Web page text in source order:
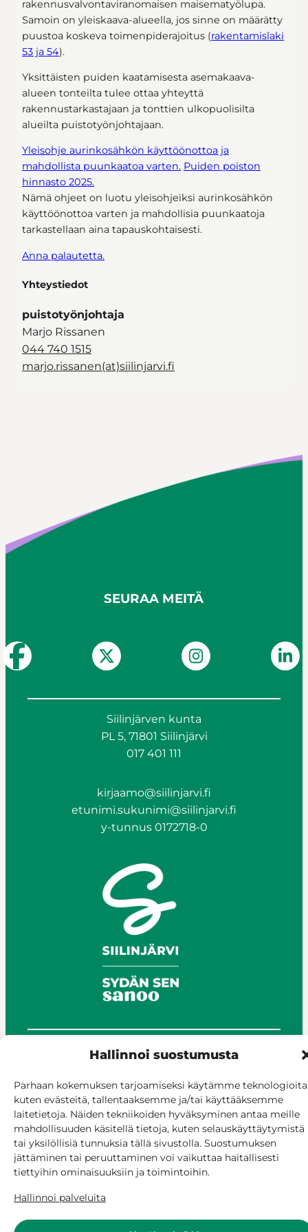
Hallinnoi suostumusta
Parhaan kokemuksen tarjoamiseksi käytämme
kuten evästeitä, tallentaaksemme ja/tai käyttääksemme
laitetietoja. Näiden tekniikoiden hyväksyminen antaa meille
mahdollisuuden käsitellä tietoja, kuten selauskäyttäytymistä
tai yksilöllisiä tunnuksia tällä sivustolla. Suostumuksen
jättäminen tai peruuttaminen voi vaikuttaa haitallisesti
tiettyihin ominaisuuksiin ja toimintoihin.
Hallinnoi palveluita
rakennusvalvontaviranomaisen maisematyölupa.
Samoin on yleiskaava-alueella, jos sinne on määrätty
puustoa koskeva toimenpiderajoitus (rakentamislaki
53 ja 54).
Yksittäisten puiden kaatamisesta asemakaava-
alueen tonteilta tulee ottaa yhteyttä
rakennustarkastajaan ja tonttien ulkopuolisilta
alueilta puistotyönjohtajaan.
Yleisohje aurinkosähkön käyttöönottoa ja
mahdollista puunkaatoa varten. Puiden poiston
hinnasto 2025.
Nämä ohjeet on luotu yleisohjeiksi aurinkosähkön
käyttöönottoa varten ja mahdollisia puunkaatoja
tarkastellaan aina tapauskohtaisesti.
Anna palautetta.
Yhteystiedot
puistotyönjohtaja
Marjo Rissanen
044 740 1515
marjo.rissanen(at)siilinjarvi.fi
SEURAA MEITÄ
Siilinjärven kunta
PL 5, 71801 Siilinjärvi
017 401 111
kirjaamo@siilinjarvi.fi
etunimi.sukunimi@siilinjarvi.fi
y-tunnus 0172718-0
© Siilinjärvi 2025
Anna palautetta
Asioi verkossa
Laskutus ja maksaminen
Saavutettavuus
Evästekäytäntö
Hallitse suostumusta